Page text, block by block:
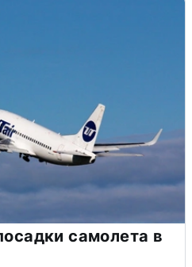
самолета в